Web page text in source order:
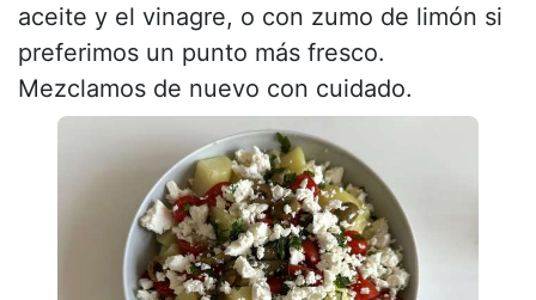
aceite y el vinagre, o con zumo de limón si
preferimos un punto más fresco.
Mezclamos de nuevo con cuidado.